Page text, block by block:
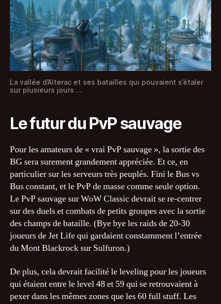
La vallée d’Alterac et ses batailles qui pouvaient s’étaler
sur plusieurs jours …
Le futur du PvP sauvage
Pour les amateurs de « vrai PvP sauvage », la sortie des
BG sera surement grandement appréciée. Et ce, en
particulier sur les serveurs très peuplés. Fini le Bus vs
Bus constant, et le PvP de masse comme seule option.
Le PvP sauvage sur WoW Classic devrait se re-centrer
sur des duels et combats de petits groupes avec la sortie
des champs de bataille. (Bye bye les raids de 20-30
joueurs de Jet Life qui gardaient constamment l’entrée
du Mont Blackrock sur Sulfuron.)
De plus, cela devrait facilité le leveling pour les joueurs
qui étaient entre le level 48 et 59 qui se retrouvaient à
pexer dans les mêmes zones que les 60 full stuff. Les